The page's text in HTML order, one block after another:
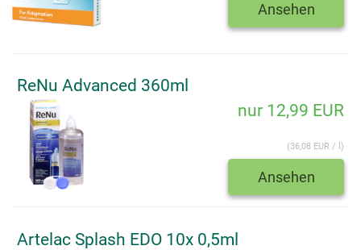
Ansehen
ReNu Advanced 360ml
nur 12,99 EUR
(36,08 EUR / l)
Ansehen
Artelac Splash EDO 10x 0,5ml